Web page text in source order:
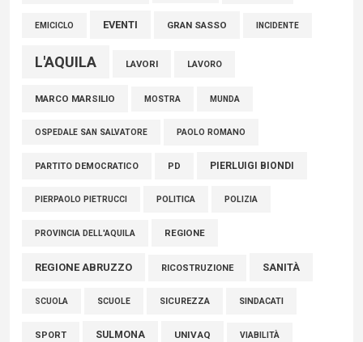
EMICICLO EVENTI GRAN SASSO INCIDENTE
L'AQUILA LAVORI LAVORO
MARCO MARSILIO MOSTRA MUNDA
OSPEDALE SAN SALVATORE PAOLO ROMANO
PARTITO DEMOCRATICO PD PIERLUIGI BIONDI
PIERPAOLO PIETRUCCI POLITICA POLIZIA
PROVINCIA DELL'AQUILA REGIONE
REGIONE ABRUZZO RICOSTRUZIONE SANITÀ
SCUOLA SCUOLE SICUREZZA SINDACATI
SPORT SULMONA UNIVAQ VIABILITÀ